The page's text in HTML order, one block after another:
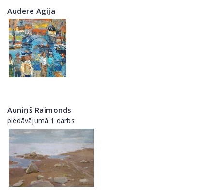
Audere Agija
Auniņš Raimonds
piedāvājumā 1 darbs